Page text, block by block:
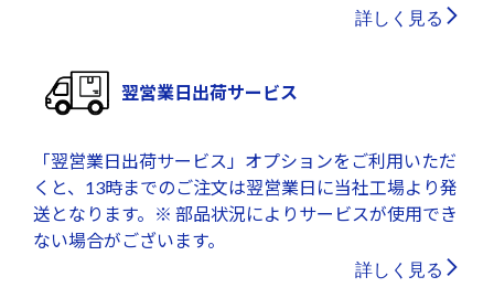
詳しく見る
翌営業日出荷サービス
「翌営業日出荷サービス」オプションをご利用いただ
くと、13時までのご注文は翌営業日に当社工場より発
送となります。※ 部品状況によりサービスが使用でき
ない場合がございます。
詳しく見る